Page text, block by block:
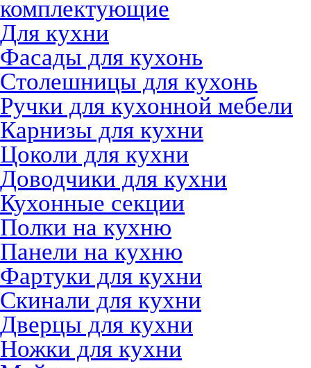
комплектующие
Для кухни
Фасады для кухонь
Столешницы для кухонь
Ручки для кухонной мебели
Карнизы для кухни
Цоколи для кухни
Доводчики для кухни
Кухонные секции
Полки на кухню
Панели на кухню
Фартуки для кухни
Скинали для кухни
Дверцы для кухни
Ножки для кухни